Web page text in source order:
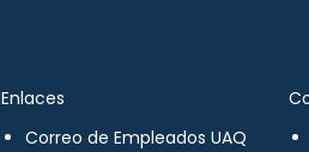
Enlaces
Correo de Empleados UAQ